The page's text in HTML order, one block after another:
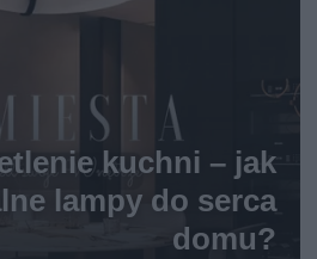
kuchni – jak
lampy do serca
domu?